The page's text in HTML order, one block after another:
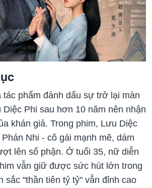
tác phẩm đánh dấu sự trở lại màn
Phi sau hơn 10 năm nên nhận
khán giả. Trong phim, Lưu Diệc
Nhi - cô gái mạnh mẽ, dám
lên số phận. Ở tuổi 35, nữ diễn
vẫn giữ được sức hút lớn trong
sắc "thần tiên tỷ tỷ" vẫn đỉnh cao